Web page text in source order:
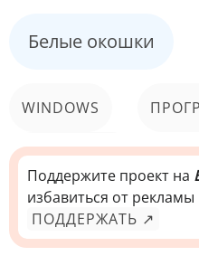
Белые окошки
WINDOWS
КОМПЬЮТЕР
Поддержите проект на
избавиться от
ПОДДЕРЖАТЬ ↗